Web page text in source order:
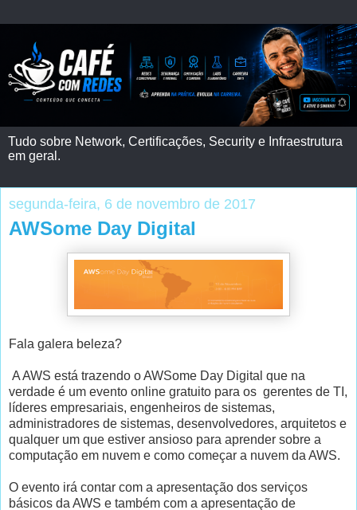
Tudo sobre Network, Certificações, Security e Infraestrutura
em geral.
segunda-feira, 6 de novembro de 2017
AWSome Day Digital
Fala galera beleza?
A AWS está trazendo o AWSome Day Digital que na
verdade é um evento online gratuito para os gerentes de TI,
líderes empresariais, engenheiros de sistemas,
administradores de sistemas, desenvolvedores, arquitetos e
qualquer um que estiver ansioso para aprender sobre a
computação em nuvem e como começar a nuvem da AWS.
O evento irá contar com a apresentação dos serviços
básicos da AWS e também com a apresentação de